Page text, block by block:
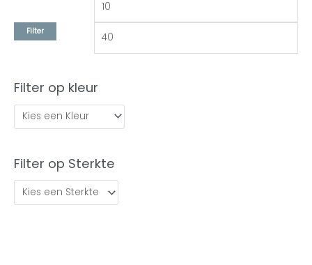
Filter
Filter op kleur
Filter op Sterkte